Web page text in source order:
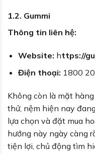
1.2. Gummi
Thông tin liên hệ:
Website: https://
Điện thoại: 1800
Không còn là mặt
thử, nệm hiện nay
lựa chọn và đặt mua
hướng này ngày càng
tiện lợi, chủ động tìm